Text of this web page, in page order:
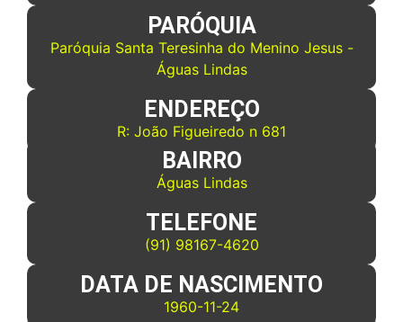
PARÓQUIA
Paróquia Santa Teresinha do Menino Jesus -
Águas Lindas
ENDEREÇO
R: João Figueiredo n 681
BAIRRO
Águas Lindas
TELEFONE
(91) 98167-4620
DATA DE NASCIMENTO
1960-11-24